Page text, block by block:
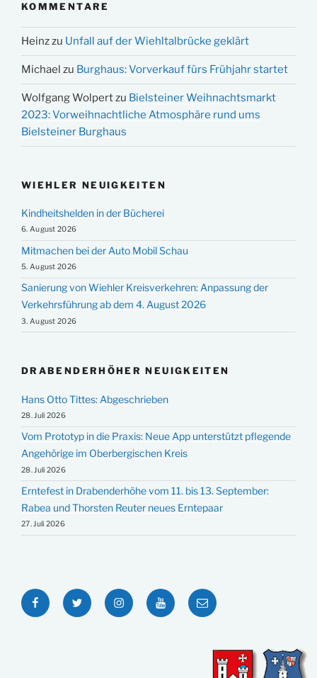
KOMMENTARE
Heinzzu Unfall auf der Wiehltalbrücke geklärt
Michael zu Burghaus: Vorverkauf fürs Frühjahr startet
Wolfgang Wolpertzu Bielsteiner Weihnachtsmarkt
2023: Vorweihnachtliche Atmosphäre rund ums
Bielsteiner Burghaus
WIEHLER NEUIGKEITEN
Kindheitshelden in der Bücherei
6. August 2026
Mitmachen bei der Auto Mobil Schau
5. August 2026
Sanierung von Wiehler Kreisverkehren: Anpassung der
Verkehrsführung ab dem 4. August 2026
3. August 2026
DRABENDERHÖHER NEUIGKEITEN
Hans Otto Tittes: Abgeschrieben
28. Juli 2026
Vom Prototyp in die Praxis: Neue App unterstützt pflegende
Angehörige im Oberbergischen Kreis
28. Juli 2026
Erntefest in Drabenderhöhe vom 11. bis 13. September:
Rabea und Thorsten Reuter neues Erntepaar
27. Juli 2026
FacebookTwitter InstagramYouTubeE-
Mail